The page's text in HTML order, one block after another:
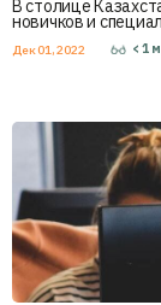
В столице
новичков и
Дек 01, 2022 < 1